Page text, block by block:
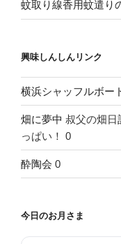
蚊取り線香用蚊遣り
興味しんしんリンク
横浜シャッフルボー
畑に夢中 叔父の畑日
っぱい！ 0
酔陶会 0
今日のお月さま